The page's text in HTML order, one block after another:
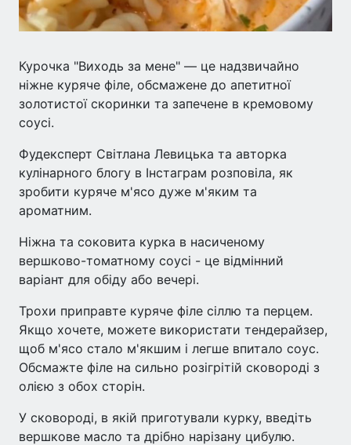
Курочка "Виходь за мене" — це надзвичайно
ніжне куряче філе, обсмажене до апетитної
золотистої скоринки та запечене в кремовому
соусі.
Фудексперт Світлана Левицька та авторка
кулінарного блогу в Інстаграм розповіла, як
зробити куряче м'ясо дуже м'яким та
ароматним.
Ніжна та соковита курка в насиченому
вершково-томатному соусі - це відмінний
варіант для обіду або вечері.
Трохи приправте куряче філе сіллю та перцем.
Якщо хочете, можете використати тендерайзер,
щоб м'ясо стало м'якшим і легше впитало соус.
Обсмажте філе на сильно розігрітій сковороді з
олією з обох сторін.
У сковороді, в якій приготували курку, введіть
вершкове масло та дрібно нарізану цибулю.